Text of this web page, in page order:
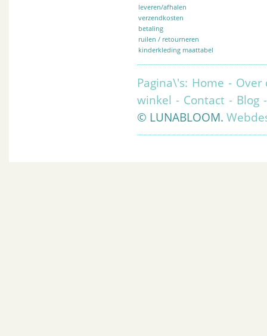
leveren/afhalen
verzendkosten
betaling
ruilen / retourneren
kinderkleding maattabel
Pagina\'s: Home - Over
winkel - Contact - Blog
© LUNABLOOM.